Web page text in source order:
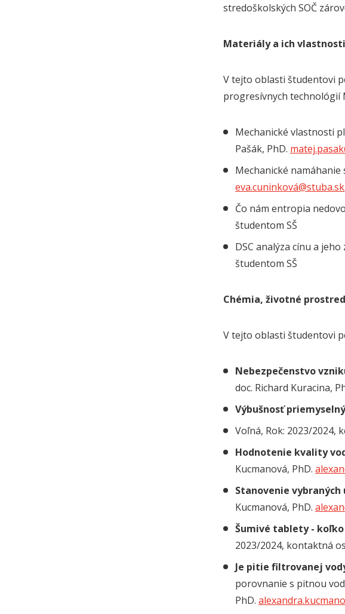
stredoškolských SOČ
Materiály a ich
V tejto oblasti študentovi
progresívnych technológií
Mechanické vlastnosti
Pašák, PhD.
Mechanické namáhanie
eva.cuninková@stuba.sk
Čo nám entropia
študentom SŠ
DSC analýza cínu a
študentom SŠ
Chémia, životné
V tejto oblasti študentovi
Nebezpečenstvo
doc. Richard Kuracina,
Výbušnosť
Voľná, Rok: 2023/2024,
Hodnotenie kvality
Kucmanová, PhD.
Stanovenie
Kucmanová, PhD.
Šumivé tablety -
2023/2024, kontaktná
Je pitie filtrovanej
porovnanie s pitnou
PhD.